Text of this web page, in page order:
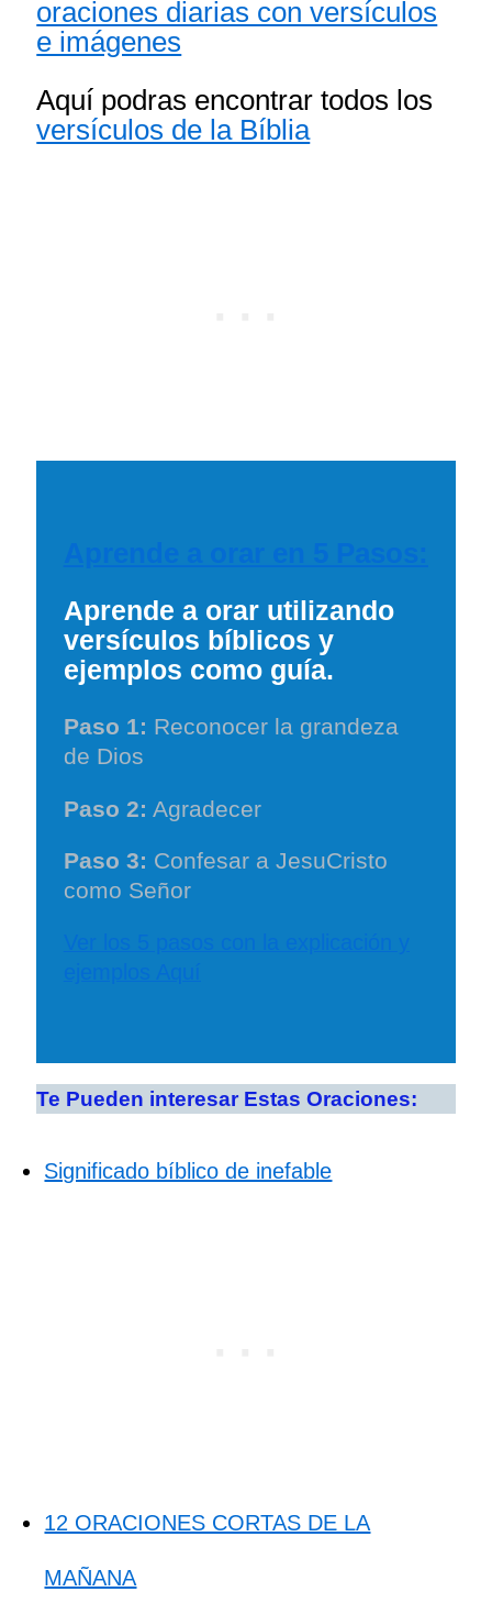
oraciones diarias con versículos
e imágenes
Aquí podras encontrar todos los
versículos de la Bíblia
Aprende a orar utilizando
versículos bíblicos y
ejemplos como guía.
Paso 1: Reconocer la grandeza
de Dios
Paso 2: Agradecer
Paso 3: Confesar a JesuCristo
como Señor
Te Pueden interesar Estas Oraciones:
Significado bíblico de inefable
12 ORACIONES CORTAS DE LA
MAÑANA